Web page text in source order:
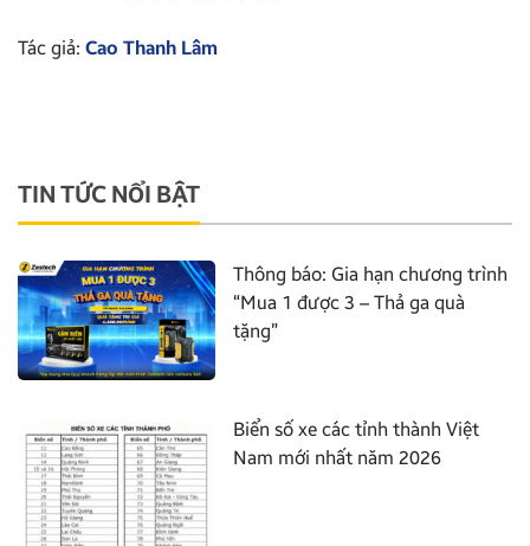
Tác giả: Cao Thanh Lâm
TIN TỨC NỔI BẬT
Thông báo: Gia hạn chương trình
“Mua 1 được 3 – Thả ga quà
tặng”
Biển số xe các tỉnh thành Việt
Nam mới nhất năm 2026